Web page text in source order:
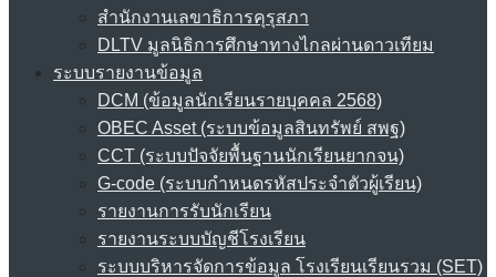
สำนักงานเลขาธิการคุรุสภา
DLTV มูลนิธิการศึกษาทางไกลผ่านดาวเทียม
ระบบรายงานข้อมูล
DCM (ข้อมูลนักเรียนรายบุคคล 2568)
OBEC Asset (ระบบข้อมูลสินทรัพย์ สพฐ)
CCT (ระบบปัจจัยพื้นฐานนักเรียนยากจน)
G-code (ระบบกำหนดรหัสประจำตัวผู้เรียน)
รายงานการรับนักเรียน
รายงานระบบบัญชีโรงเรียน
ระบบบริหารจัดการข้อมูล โรงเรียนเรียนรวม (SET)